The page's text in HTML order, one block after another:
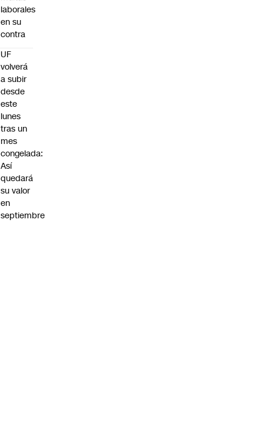
laborales
en su
contra
UF
volverá
a subir
desde
este
lunes
tras un
mes
congelada:
Así
quedará
su valor
en
septiembre